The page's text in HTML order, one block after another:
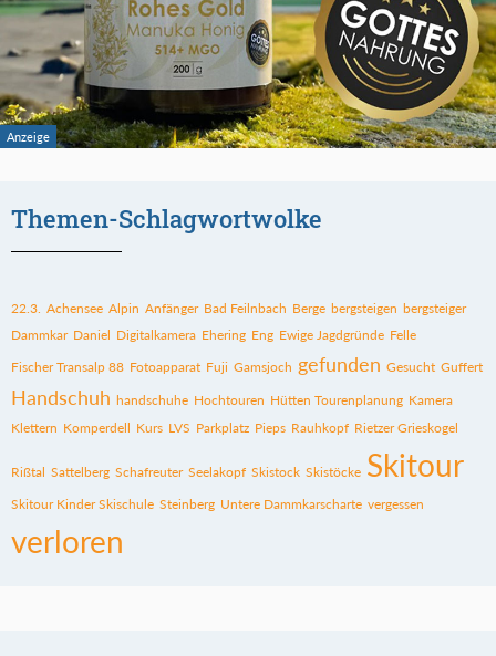
Themen-Schlagwortwolke
22.3. Achensee Alpin Anfänger Bad Feilnbach Berge bergsteigen bergsteiger
Dammkar Daniel Digitalkamera Ehering Eng Ewige Jagdgründe Felle
Fischer Transalp 88 Fotoapparat Fuji Gamsjoch gefunden Gesucht Guffert
Handschuh handschuhe Hochtouren Hütten Tourenplanung Kamera
Klettern Komperdell Kurs LVS Parkplatz Pieps Rauhkopf Rietzer Grieskogel
Rißtal Sattelberg Schafreuter Seelakopf Skistock Skistöcke Skitour
Skitour Kinder Skischule Steinberg Untere Dammkarscharte vergessen
verloren